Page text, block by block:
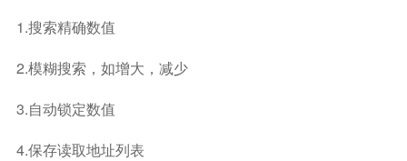
1.搜索精确数值
2.模糊搜索，如增大，减少
3.自动锁定数值
4.保存读取地址列表